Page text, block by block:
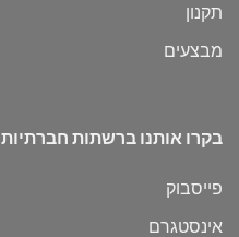
תקנון
מבצעים
בקרו אותנו ברשתות חברתיות
פייסבוק
אינסטגרם